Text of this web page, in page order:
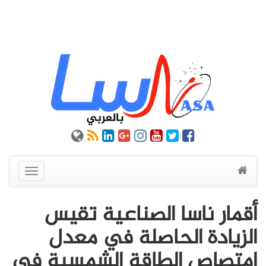
عرض
القائمة
أقمار ناسا الصناعية تقيس
الزيادة الحاصلة في معدل